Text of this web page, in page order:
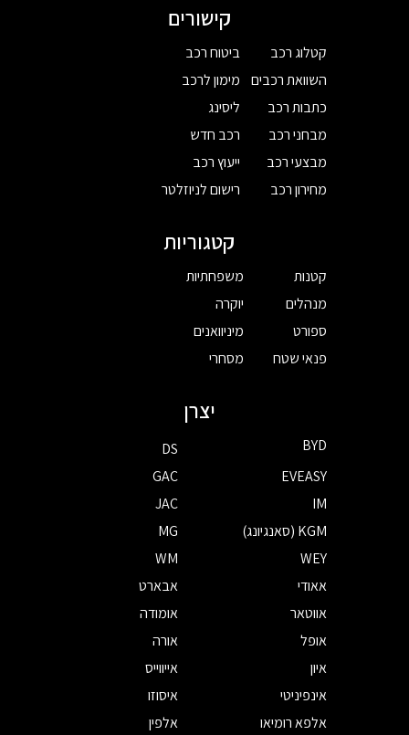
קישורים
קטלוג רכב
השוואת רכבים
כתבות רכב
מבחני רכב
מבצעי רכב
מחירון רכב
ביטוח רכב
מימון לרכב
ליסינג
רכב חדש
ייעוץ רכב
רישום לניוזלטר
קטגוריות
קטנות
מנהלים
ספורט
פנאי שטח
משפחתיות
יוקרה
מיניוואנים
מסחרי
יצרן
BYD
DS
EVEASY
GAC
IM
JAC
KGM (סאנגיונג)
MG
WEY
WM
אאודי
אבארט
אווטאר
אומודה
אופל
אורה
איון
אייווייס
אינפיניטי
איסוזו
אלפא רומיאו
אלפין